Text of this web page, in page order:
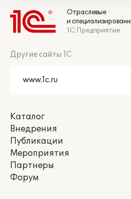
Отраслевые
и
1С:Предприятие
Другие сайты 1С
Каталог
Внедрения
Публикации
Мероприятия
Партнеры
Форум